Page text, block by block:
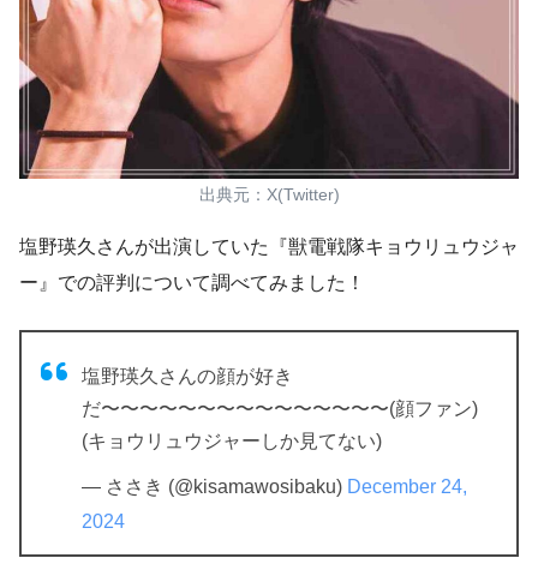
出典元：X(Twitter)
塩野瑛久さんが出演していた
『獣電戦隊キョウリュウジャ
ー』での評判 について調べてみました！
塩野瑛久さんの顔が好き
だ〜〜〜〜〜〜〜〜〜〜〜〜〜〜〜(顔ファン)
(キョウリュウジャーしか見てない)
— ささき (@kisamawosibaku) December 24,
2024